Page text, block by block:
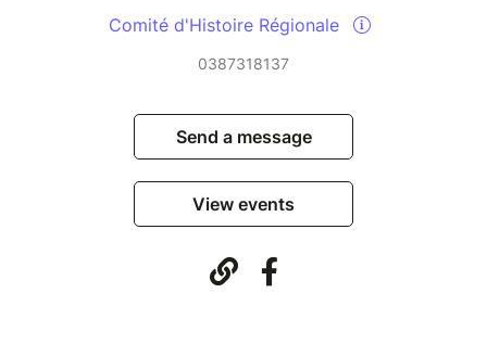
Comité d'Histoire Régionale
0387318137
Send a message
View events